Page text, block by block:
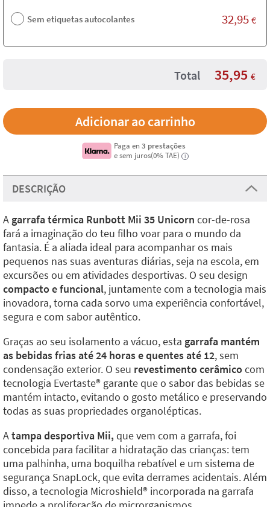
Sem etiquetas autocolantes 32,95 €
Total 35,95 €
Paga en3 prestações
e sem juros(0% TAE)
i
DESCRIÇÃO
A garrafa térmica Runbott Mii 35 Unicorn cor-de-rosa
fará a imaginação do teu filho voar para o mundo da
fantasia. É a aliada ideal para acompanhar os mais
pequenos nas suas aventuras diárias, seja na escola, em
excursões ou em atividades desportivas. O seu design
compacto e funcional, juntamente com a tecnologia mais
inovadora, torna cada sorvo uma experiência confortável,
segura e com sabor autêntico.
Graças ao seu isolamento a vácuo, esta garrafa mantém
as bebidas frias até 24 horas e quentes até 12, sem
condensação exterior. O seu revestimento cerâmicocom
tecnologia Evertaste®️ garante que o sabor das bebidas se
mantém intacto, evitando o gosto metálico e preservando
todas as suas propriedades organolépticas.
Atampa desportiva Mii, que vem com a garrafa, foi
concebida para facilitar a hidratação das crianças: tem
uma palhinha, uma boquilha rebatível e um sistema de
segurança SnapLock, que evita derrames acidentais. Além
disso, a tecnologia Microshield®️ incorporada na garrafa